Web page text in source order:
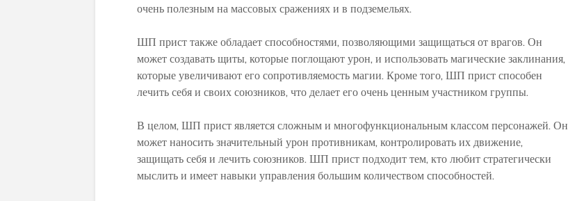
очень полезным на массовых сражениях и в подземельях.
ШП прист также обладает способностями, позволяющими защищаться от врагов. Он
может создавать щиты, которые поглощают урон, и использовать магические заклинания,
которые увеличивают его сопротивляемость магии. Кроме того, ШП прист способен
лечить себя и своих союзников, что делает его очень ценным участником группы.
В целом, ШП прист является сложным и многофункциональным классом персонажей. Он
может наносить значительный урон противникам, контролировать их движение,
защищать себя и лечить союзников. ШП прист подходит тем, кто любит стратегически
мыслить и имеет навыки управления большим количеством способностей.